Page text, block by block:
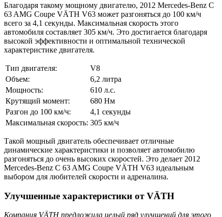
Благодаря такому мощному двигателю, 2012 Mercedes-Benz C
63 AMG Coupe VÄTH V63 может разгоняться до 100 км/ч
всего за 4,1 секунды. Максимальная скорость этого
автомобиля составляет 305 км/ч. Это достигается благодаря
высокой эффективности и оптимальной технической
характеристике двигателя.
Тип двигателя:
V8
Объем:
6,2 литра
Мощность:
610 л.с.
Крутящий момент:
680 Нм
Разгон до 100 км/ч:
4,1 секунды
Максимальная скорость: 305 км/ч
Такой мощный двигатель обеспечивает отличные
динамические характеристики и позволяет автомобилю
разгоняться до очень высоких скоростей. Это делает 2012
Mercedes-Benz C 63 AMG Coupe VÄTH V63 идеальным
выбором для любителей скорости и адреналина.
Улучшенные характеристики от VÄTH
Компания VÄTH предложила целый ряд улучшений для этого